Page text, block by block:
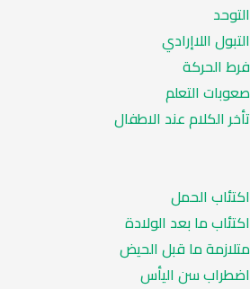
التوحد
التبول اللاإرادي
فرط الحركة
صعوبات التعلم
تأخر الكلام عند الاطفال
اكتئاب الحمل
اكتئاب ما بعد الولادة
متلازمة ما قبل الحيض
اضطراب سن اليأس